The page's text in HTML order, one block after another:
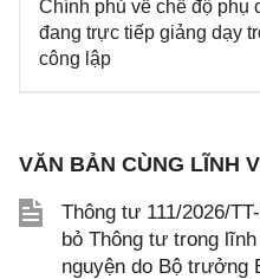
Chính phủ về chế độ phụ
đang trực tiếp giảng dạy
công lập
VĂN BẢN CÙNG LĨNH
Thông tư 111/2026/
bỏ Thông tư trong
nguyện do Bộ trưởng